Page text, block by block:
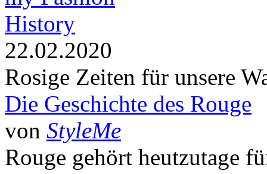
History
22.02.2020
Rosige Zeiten für unsere
Die Geschichte des Rouge
von StyleMe
Rouge gehört heutzutage